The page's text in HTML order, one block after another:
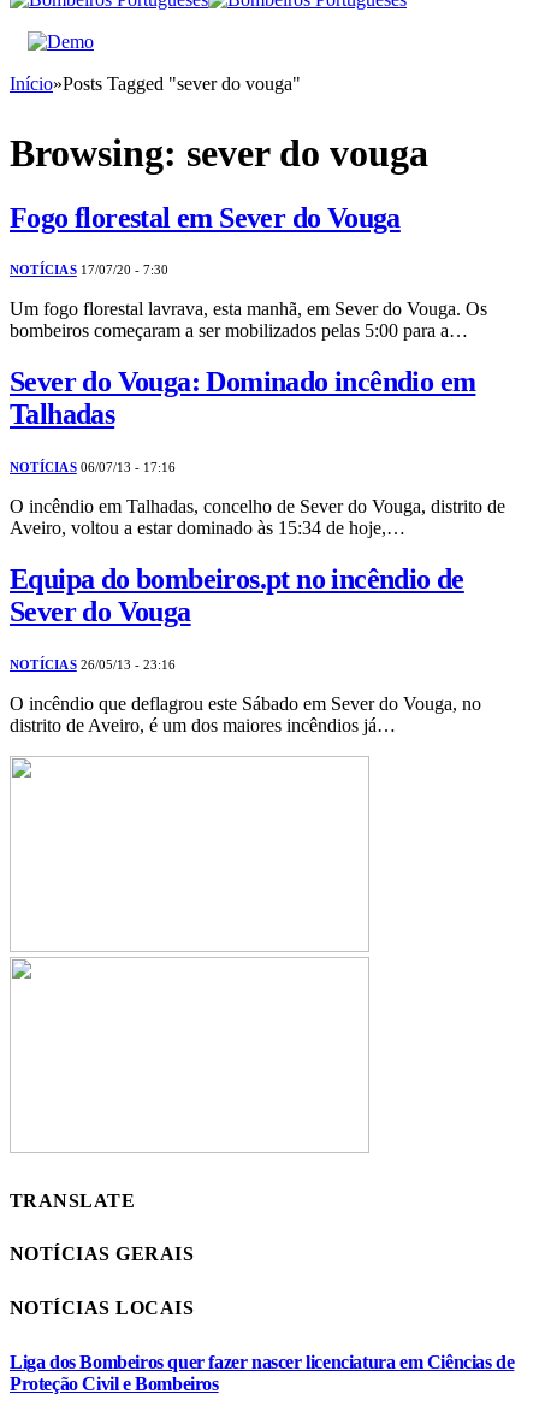
Início»Posts Tagged "sever do vouga"
Browsing: sever do vouga
Fogo florestal em Sever do Vouga
NOTÍCIAS 17/07/20 - 7:30
Um fogo florestal lavrava, esta manhã, em Sever do Vouga. Os
bombeiros começaram a ser mobilizados pelas 5:00 para a…
Sever do Vouga: Dominado incêndio em
Talhadas
NOTÍCIAS 06/07/13 - 17:16
O incêndio em Talhadas, concelho de Sever do Vouga, distrito de
Aveiro, voltou a estar dominado às 15:34 de hoje,…
Equipa do bombeiros.pt no incêndio de
Sever do Vouga
NOTÍCIAS 26/05/13 - 23:16
O incêndio que deflagrou este Sábado em Sever do Vouga, no
distrito de Aveiro, é um dos maiores incêndios já…
TRANSLATE
NOTÍCIAS GERAIS
NOTÍCIAS LOCAIS
Liga dos Bombeiros quer fazer nascer licenciatura em Ciências de
Proteção Civil e Bombeiros